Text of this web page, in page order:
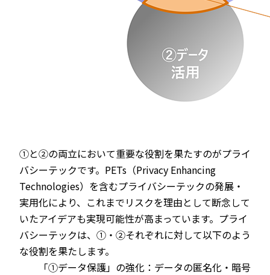
①と②の両立において重要な役割を果たすのがプライ
バシーテックです。PETs（Privacy Enhancing
Technologies）を含むプライバシーテックの発展・
実用化により、これまでリスクを理由として断念して
いたアイデアも実現可能性が高まっています。プライ
バシーテックは、①・②それぞれに対して以下のよう
な役割を果たします。
「①データ保護」の強化：データの匿名化・暗号